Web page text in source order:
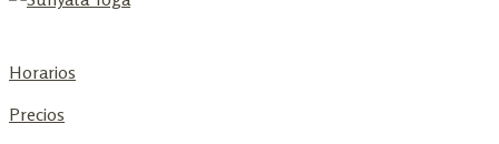
Horarios
Precios